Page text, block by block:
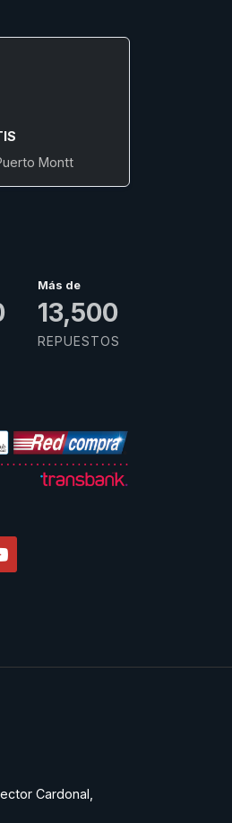
Montt
Más de
13,500
REPUESTOS
Cardonal,